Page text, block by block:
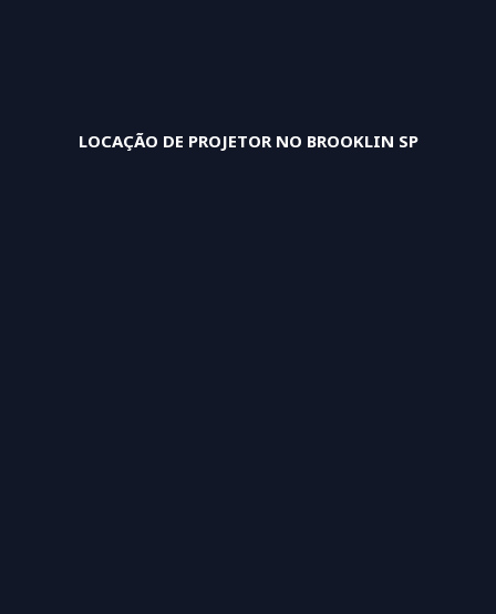
LOCAÇÃO DE PROJETOR NO BROOKLIN SP